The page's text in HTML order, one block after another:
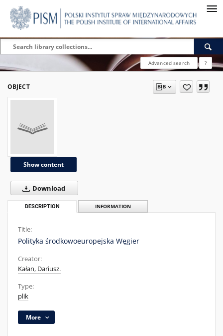
Advanced search ?
OBJECT
Show content
Download
DESCRIPTION INFORMATION
Title:
Polityka środkowoeuropejska Węgier
Creator:
Kałan, Dariusz.
Type:
plik
More